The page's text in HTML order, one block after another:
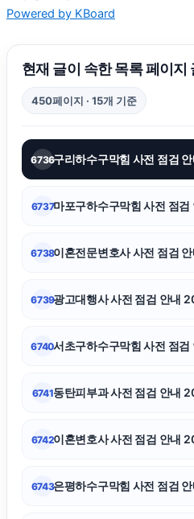
Powered by KBoard
현재 글이 속한 목록 페이지
450페이지 · 15개 기준
6736
6737마포구하수구막힘 사전 점
6738이혼전문변호사 사전 점검
6739광고대행사 사전 점검 안내
6740서초구하수구막힘 사전 점
6741동탄피부과 사전 점검 안내
6742이혼변호사 사전 점검 안내
6743은평하수구막힘 사전 점검